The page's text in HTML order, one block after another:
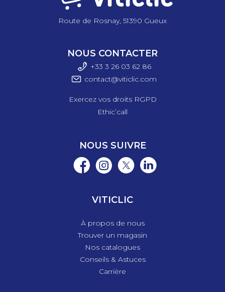
Route de Rosnay, 51390 Gueux
NOUS CONTACTER
+33 3 26 03 62 86
contact@viticlic.com
Exercez vos droits RGPD
Ethic’call
NOUS SUIVRE
VITICLIC
À propos de nous
Trouver un magasin
Nos catalogues
Conseils & Astuces
Carrière